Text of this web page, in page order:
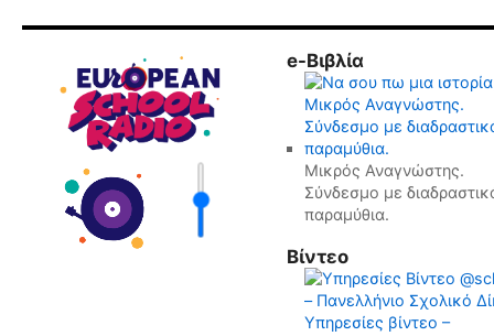
e-Βιβλία
Μικρός Αναγνώστης.
Σύνδεσμο με
παραμύθια.
Βίντεο